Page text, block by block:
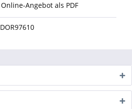
Online-Angebot als PDF
DOR97610